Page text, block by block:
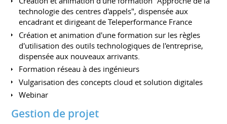
technologie des centres d'appels", dispensée aux
encadrant et dirigeant de Teleperformance France
Création et animation d'une formation sur les règles
d'utilisation des outils technologiques de l'entreprise,
dispensée aux nouveaux arrivants.
Formation réseau à des ingénieurs
Vulgarisation des concepts cloud et solution digitales
Webinar
Gestion de projet